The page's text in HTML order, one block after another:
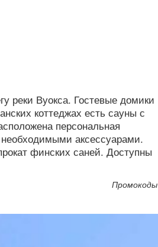
реки Вуокса. Гостевые домики
коттеджах есть сауны с
персональная
аксессуарами.
финских саней. Доступны
Промокоды